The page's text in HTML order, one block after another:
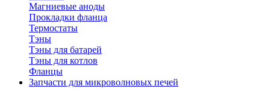
Магниевые аноды
Прокладки фланца
Термостаты
Тэны
Тэны для батарей
Тэны для котлов
Фланцы
Запчасти для микроволновых печей